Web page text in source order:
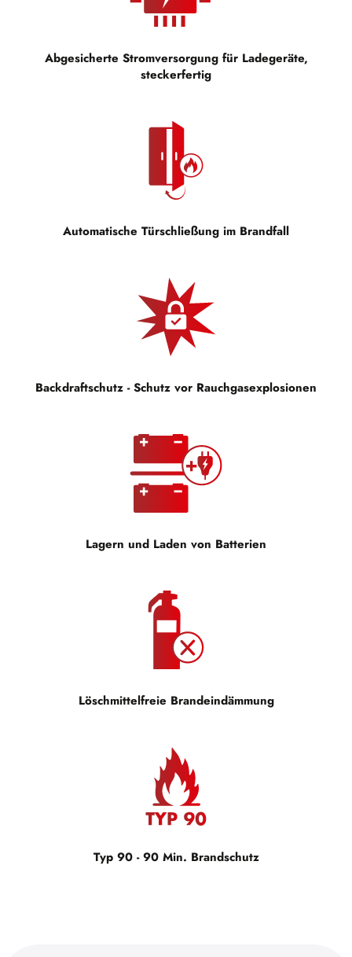
Abgesicherte Stromversorgung für Ladegeräte,
steckerfertig
Automatische Türschließung im Brandfall
Backdraftschutz - Schutz vor Rauchgasexplosionen
Lagern und Laden von Batterien
Löschmittelfreie Brandeindämmung
Typ 90 - 90 Min. Brandschutz